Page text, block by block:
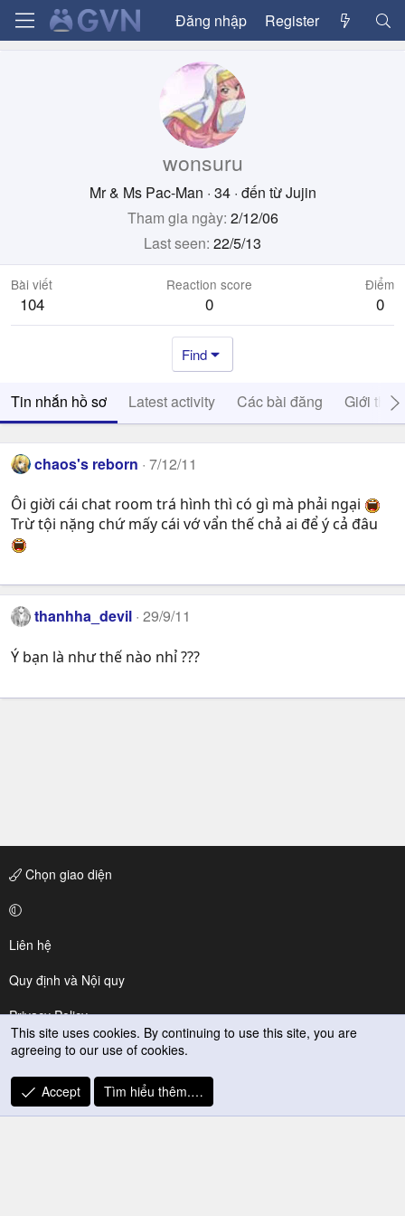
Đăng nhập Register
wonsuru
Mr & Ms Pac-Man · 34 · đến từJujin
Tham gia ngày 2/12/06
Last seen 22/5/13
Bài viết
104
Reaction score
0
Điểm
0
Find
Tin nhắn hồ sơ Latest activity Các bài đăng Giới thiệu
chaos's reborn 7/12/11
Ôi giời cái chat room trá hình thì có gì mà phải ngại
Trừ tội nặng chứ mấy cái vớ vẩn thế chả ai để ý cả đâu
thanhha_devil 29/9/11
Ý bạn là như thế nào nhỉ ???
Chọn giao diện
Liên hệ
Quy định và Nội quy
Privacy Policy
Trợ giúp
R
S
This site uses cookies. By continuing to use this site, you are
agreeing to our use of cookies.
Accept Tìm hiểu thêm.…